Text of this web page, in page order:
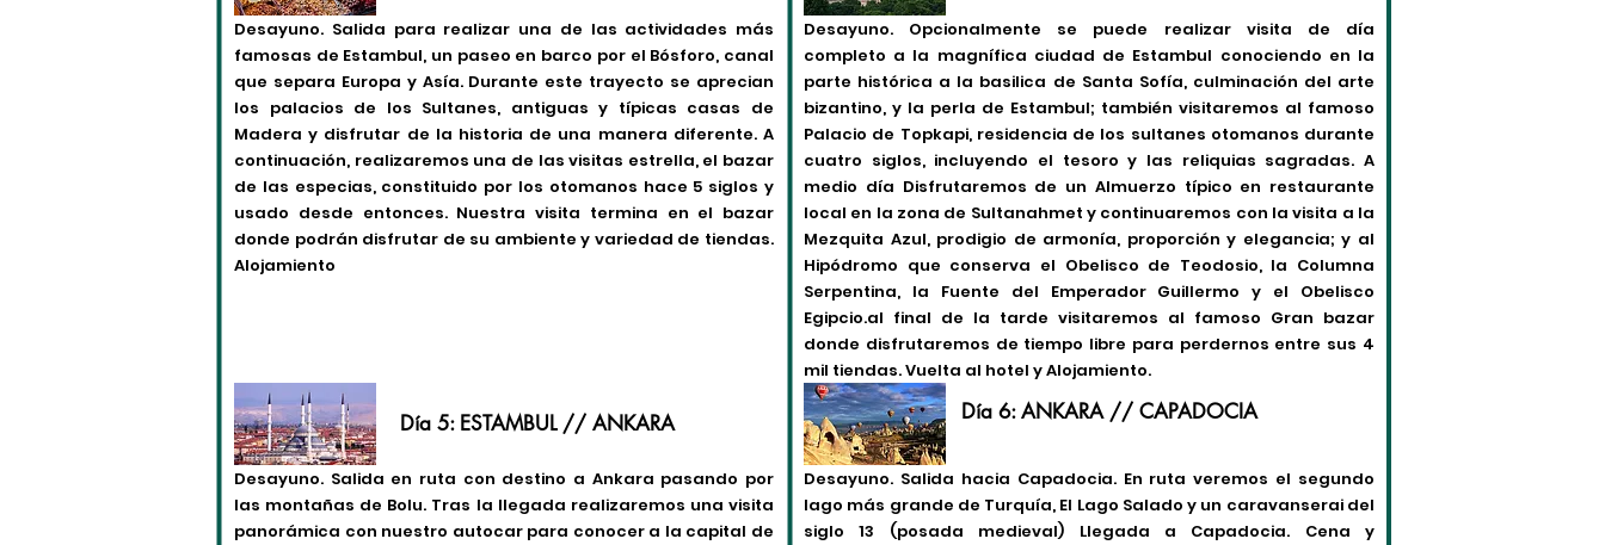
Desayuno. Salida para realizar una de las actividades más
famosas de Estambul, un paseo en barco por el Bósforo, canal
que separa Europa y Asía. Durante este trayecto se aprecian
los palacios de los Sultanes, antiguas y típicas casas de
Madera y disfrutar de la historia de una manera diferente. A
continuación, realizaremos una de las visitas estrella, el bazar
de las especias, constituido por los otomanos hace 5 siglos y
usado desde entonces. Nuestra visita termina en el bazar
donde podrán disfrutar de su ambiente y variedad de tiendas.
Alojamiento
Desayuno. Opcionalmente se puede realizar visita de día
completo a la magnífica ciudad de Estambul conociendo en la
parte histórica a la basilica de Santa Sofía, culminación del arte
bizantino, y la perla de Estambul; también visitaremos al famoso
Palacio de Topkapi, residencia de los sultanes otomanos durante
cuatro siglos, incluyendo el tesoro y las reliquias sagradas. A
medio día Disfrutaremos de un Almuerzo típico en restaurante
local en la zona de Sultanahmet y continuaremos con la visita a la
Mezquita Azul, prodigio de armonía, proporción y elegancia; y al
Hipódromo que conserva el Obelisco de Teodosio, la Columna
Serpentina, la Fuente del Emperador Guillermo y el Obelisco
Egipcio.al final de la tarde visitaremos al famoso Gran bazar
donde disfrutaremos de tiempo libre para perdernos entre sus 4
mil tiendas. Vuelta al hotel y Alojamiento.
Día 5: ESTAMBUL // ANKARA Día 6: ANKARA // CAPADOCIA
Desayuno. Salida en ruta con destino a Ankara pasando por
las montañas de Bolu. Tras la llegada realizaremos una visita
panorámica con nuestro autocar para conocer a la capital de
Desayuno. Salida hacia Capadocia. En ruta veremos el segundo
lago más grande de Turquía, El Lago Salado y un caravanserai del
siglo 13 (posada medieval) Llegada a Capadocia. Cena y